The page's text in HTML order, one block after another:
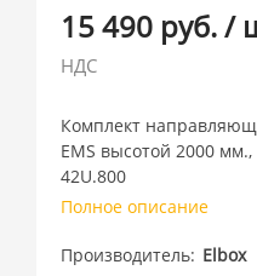
15 490 руб./
НДС
Комплект
EMS высотой 2000
42U.800
Полное описание
Производитель Elbox